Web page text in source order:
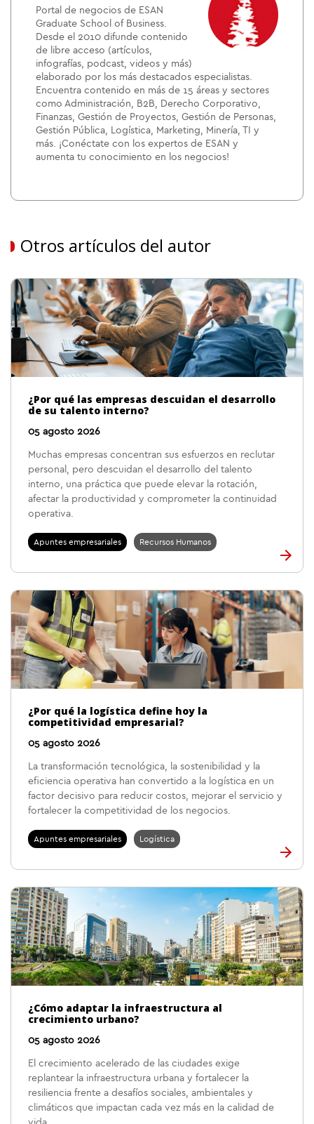
Portal de negocios de ESAN
Graduate School of Business.
Desde el 2010 difunde contenido
de libre acceso (artículos,
infografías, podcast, videos y más)
elaborado por los más destacados especialistas.
Encuentra contenido en más de 15 áreas y sectores
como Administración, B2B, Derecho Corporativo,
Finanzas, Gestión de Proyectos, Gestión de Personas,
Gestión Pública, Logística, Marketing, Minería, TI y
más. ¡Conéctate con los expertos de ESAN y
aumenta tu conocimiento en los negocios!
Otros artículos del autor
¿Por qué las empresas descuidan el desarrollo
de su talento interno?
05 agosto 2026
Muchas empresas concentran sus esfuerzos en reclutar
personal, pero descuidan el desarrollo del talento
interno, una práctica que puede elevar la rotación,
afectar la productividad y comprometer la continuidad
operativa.
Apuntes empresariales Recursos Humanos
¿Por qué la logística define hoy la
competitividad empresarial?
05 agosto 2026
La transformación tecnológica, la sostenibilidad y la
eficiencia operativa han convertido a la logística en un
factor decisivo para reducir costos, mejorar el servicio y
fortalecer la competitividad de los negocios.
Apuntes empresariales Logística
¿Cómo adaptar la infraestructura al
crecimiento urbano?
05 agosto 2026
El crecimiento acelerado de las ciudades exige
replantear la infraestructura urbana y fortalecer la
resiliencia frente a desafíos sociales, ambientales y
climáticos que impactan cada vez más en la calidad de